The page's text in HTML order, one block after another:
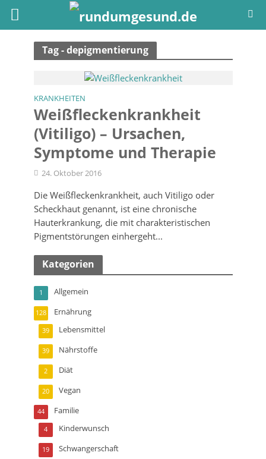
Tag - depigmentierung
KRANKHEITEN
Weißflecken­krankheit
(Vitiligo) – Ursachen,
Symptome und Therapie
24. Oktober 2016
Die Weißfleckenkrankheit, auch Vitiligo oder
Scheckhaut genannt, ist eine chronische
Hauterkrankung, die mit charakteristischen
Pigmentstörungen einhergeht...
Kategorien
Allgemein
1
Ernährung
128
Lebensmittel
39
Nährstoffe
39
Diät
2
Vegan
20
Familie
44
Kinderwunsch
4
Schwangerschaft
19